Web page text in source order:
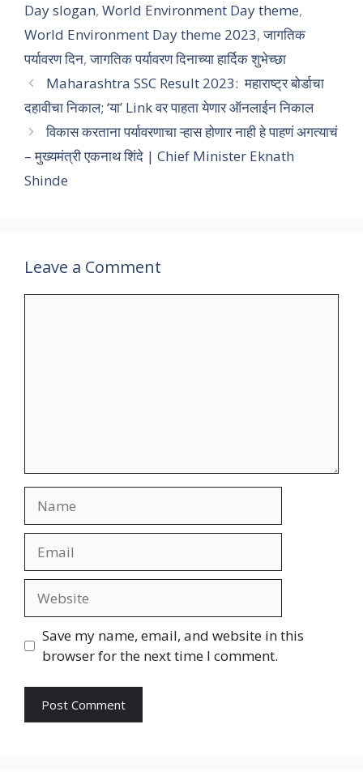
Day slogan, World Environment Day theme,
World Environment Day theme 2023,जागतिक
पर्यावरण दिन,जागतिक पर्यावरण दिनाच्या हार्दिक शुभेच्छा
Maharashtra SSC Result 2023: महाराष्ट्र बोर्डाचा
दहावीचा निकाल; ‘या’ Link वर पाहता येणार ऑनलाईन निकाल
विकास करताना पर्यावरणाचा ऱ्हास होणार नाही हे पाहणं अगत्याचं
– मुख्यमंत्री एकनाथ शिंदे | Chief Minister Eknath
Shinde
Leave a Comment
Save my name, email, and website in this
browser for the next time I comment.